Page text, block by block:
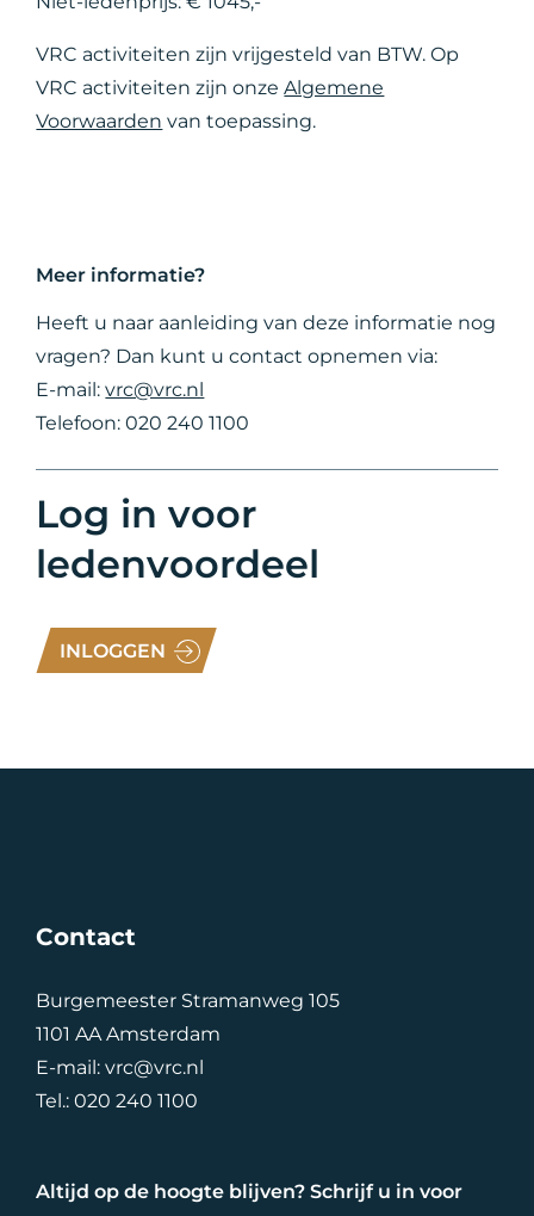
VRC activiteiten zijn vrijgesteld van BTW. Op
VRC activiteiten zijn onzeAlgemene
Voorwaarden van toepassing.
Meer informatie?
Heeft u naar aanleiding van deze informatie nog
vragen? Dan kunt u contact opnemen via:
E-mail:vrc@vrc.nl
Telefoon: 020 240 1100
Log in voor
ledenvoordeel
INLOGGEN
Contact
Burgemeester Stramanweg 105
1101 AA Amsterdam
E-mail:vrc@vrc.nl
Tel.:020 240 1100
Altijd op de hoogte blijven? Schrijf u in voor